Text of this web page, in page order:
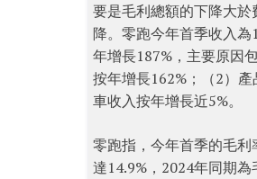
要是毛利總額的下降大於
降。零跑今年首季收入
年增長187%，主要原因
按年增長162%；（2）
車收入按年增長近5%。
零跑指，今年首季的毛利
達14.9%，2024年同期為